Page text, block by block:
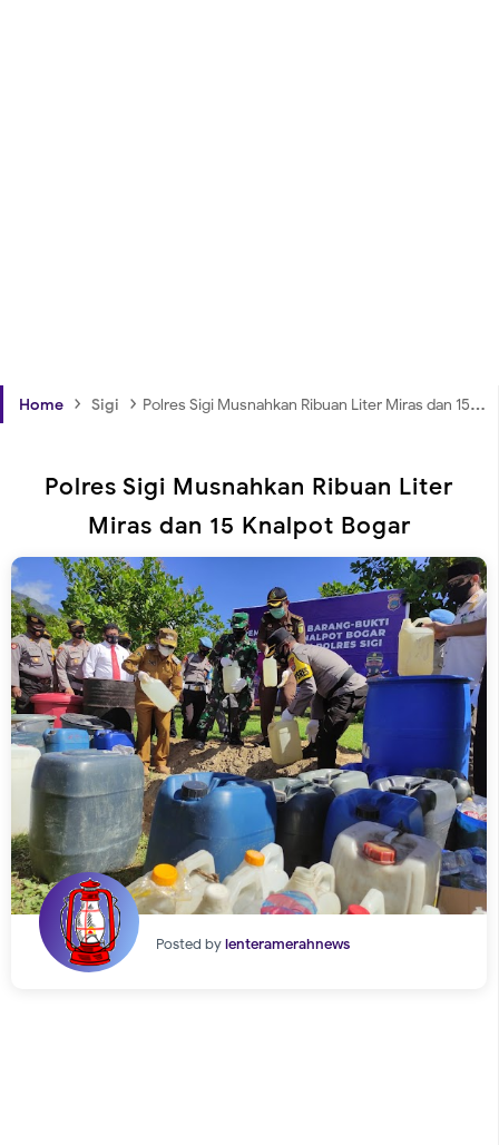
Home › Sigi › Polres Sigi Musnahkan Ribuan Liter Miras dan 15 Knalpot Bogar
Polres Sigi Musnahkan Ribuan Liter
Miras dan 15 Knalpot Bogar
Posted bylenteramerahnews